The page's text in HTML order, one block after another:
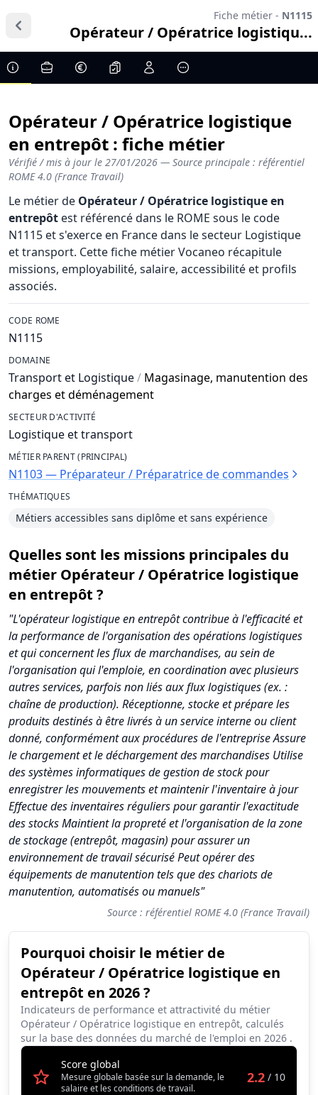
Fiche métier - N1115
Opérateur / Opératrice logistiqu...
Opérateur / Opératrice logistique
en entrepôt : fiche métier
Vérifié / mis à jour le 27/01/2026 — Source principale : référentiel
ROME 4.0 (France Travail)
Le métier de Opérateur / Opératrice logistique en
entrepôt est référencé dans le ROME sous le code
N1115 et s'exerce en France dans le secteur Logistique
et transport. Cette fiche métier Vocaneo récapitule
missions, employabilité, salaire, accessibilité et profils
associés.
CODE ROME
N1115
DOMAINE
Transport et Logistique/ Magasinage, manutention des
charges et déménagement
SECTEUR D'ACTIVITÉ
Logistique et transport
MÉTIER PARENT (PRINCIPAL)
N1103 — Préparateur / Préparatrice de commandes
THÉMATIQUES
Métiers accessibles sans diplôme et sans expérience
Quelles sont les missions principales du
métier Opérateur / Opératrice logistique
en entrepôt ?
"L'opérateur logistique en entrepôt contribue à l'efficacité et
la performance de l'organisation des opérations logistiques
et qui concernent les flux de marchandises, au sein de
l'organisation qui l'emploie, en coordination avec plusieurs
autres services, parfois non liés aux flux logistiques (ex. :
chaîne de production). Réceptionne, stocke et prépare les
produits destinés à être livrés à un service interne ou client
donné, conformément aux procédures de l'entreprise Assure
le chargement et le déchargement des marchandises Utilise
des systèmes informatiques de gestion de stock pour
enregistrer les mouvements et maintenir l'inventaire à jour
Effectue des inventaires réguliers pour garantir l'exactitude
des stocks Maintient la propreté et l'organisation de la zone
de stockage (entrepôt, magasin) pour assurer un
environnement de travail sécurisé Peut opérer des
équipements de manutention tels que des chariots de
manutention, automatisés ou manuels"
Source : référentiel ROME 4.0 (France Travail)
Pourquoi choisir le métier de
Opérateur / Opératrice logistique en
entrepôt en 2026 ?
Indicateurs de performance et attractivité du métier
Opérateur / Opératrice logistique en entrepôt, calculés
sur la base des données du marché de l'emploi en 2026 .
Score global
Mesure globale basée sur la demande, le
salaire et les conditions de travail.
2.2 / 10
Synthèse des scores du métier Opérateur / Opératrice
Indicateur
Score (sur 10)
Attractivité globale
2.2
Tension du marché
3.1
Salaire
Conditions de travail
3.8